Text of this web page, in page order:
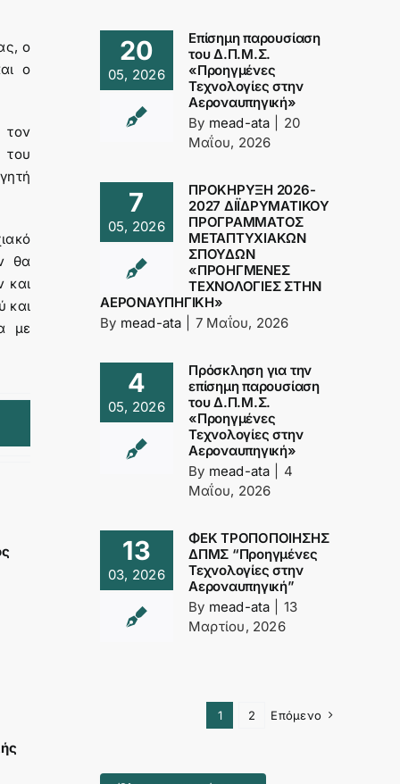
ο
ο
τον
θα
και
και
με
20
05, 2026
Επίσημη παρουσίαση
του Δ.Π.Μ.Σ.
«Προηγμένες
Τεχνολογίες στην
Αεροναυπηγική»
By mead-ata
20
Μαΐου, 2026
7
05, 2026
ΠΡΟΚΗΡΥΞΗ 2026-
2027 ΔΙΪΔΡΥΜΑΤΙΚΟΥ
ΠΡΟΓΡΑΜΜΑΤΟΣ
ΜΕΤΑΠΤΥΧΙΑΚΩΝ
ΣΠΟΥΔΩΝ
«ΠΡΟΗΓΜΕΝΕΣ
ΤΕΧΝΟΛΟΓΙΕΣ ΣΤΗΝ
ΑΕΡΟΝΑΥΠΗΓΙΚΗ»
By mead-ata 7 Μαΐου, 2026
4
05, 2026
Πρόσκληση για την
επίσημη παρουσίαση
του Δ.Π.Μ.Σ.
«Προηγμένες
Τεχνολογίες στην
Αεροναυπηγική»
By mead-ata
4
Μαΐου, 2026
13
03, 2026
ΦΕΚ ΤΡΟΠΟΠΟΙΗΣΗΣ
ΔΠΜΣ “Προηγμένες
Τεχνολογίες στην
Αεροναυπηγική”
By mead-ata
13
Μαρτίου, 2026
1 2 Επόμενο